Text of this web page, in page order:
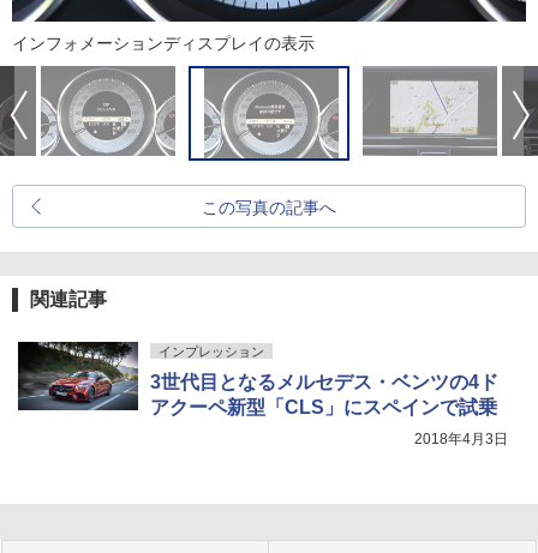
インフォメーションディスプレイの表示
この写真の記事へ
関連記事
インプレッション
3世代目となるメルセデス・ベンツの4ド
アクーペ新型「CLS」にスペインで試乗
2018年4月3日